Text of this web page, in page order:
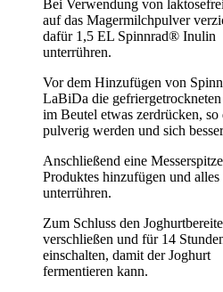
Bei Verwendung von
auf das Magermilchpulver
dafür 1,5 EL Spinnrad® Inulin
unterrühren.
Vor dem Hinzufügen von
LaBiDa die
im Beutel etwas zerdrücken, so
pulverig werden und sich
Anschließend eine
Produktes hinzufügen und alles
unterrühren.
Zum Schluss den
verschließen und für 14
einschalten, damit der Joghurt
fermentieren kann.